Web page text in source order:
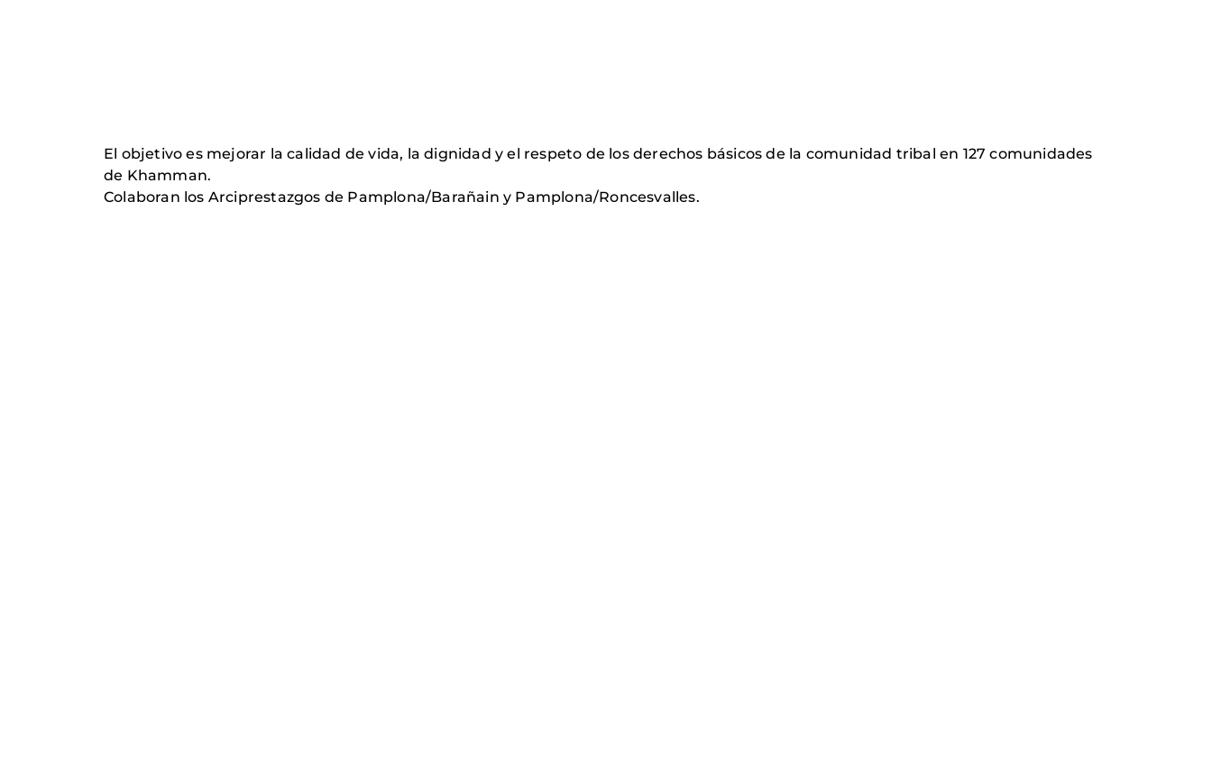
El objetivo es mejorar la calidad de vida, la dignidad y el respeto de los derechos básicos de la comunidad tribal en 127 comunidades
de Khamman.
Colaboran los Arciprestazgos de Pamplona/Barañain y Pamplona/Roncesvalles.